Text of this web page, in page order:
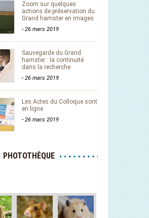
Zoom sur quelques
actions de préservation du
Grand hamster en images
- 26 mars 2019
Sauvegarde du Grand
hamster : la continuité
dans la recherche
- 26 mars 2019
Les Actes du Colloque sont
en ligne
- 26 mars 2019
PHOTOTHÈQUE